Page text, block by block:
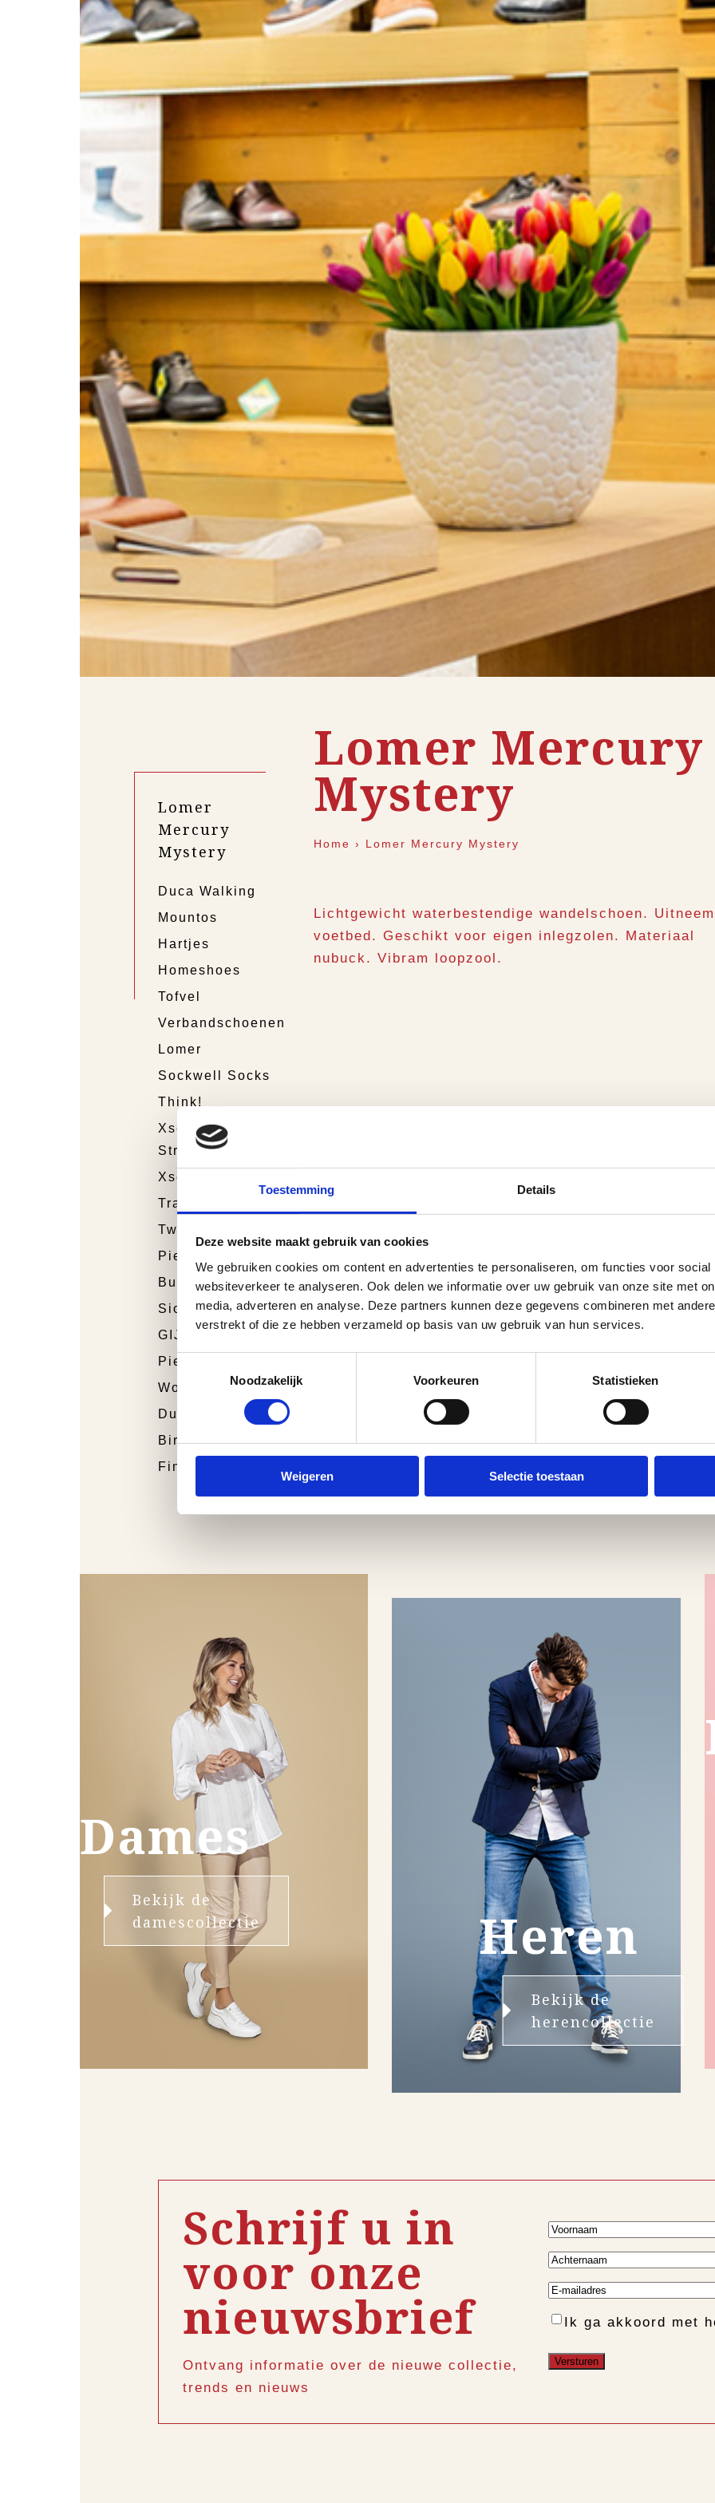
Toestemming Details
Deze website maakt gebruik van cookies
We gebruiken cookies om content en advertenties te personaliseren, om functies voor social
websiteverkeer te analyseren. Ook delen we informatie over uw gebruik van onze site met
media, adverteren en analyse. Deze partners kunnen deze gegevens combineren met
verstrekt of die ze hebben verzameld op basis van uw gebruik van hun services.
Toestemmingsselectie
Noodzakelijk
Voorkeuren Statistieken
Weigeren Selectie toestaan
Lomer
Mercury
Mystery
Duca Walking
Mountos
Hartjes
Homeshoes
Tofvel
Verbandschoenen
Lomer
Sockwell Socks
Think!
Xsensible
Stretchwalker
Xsensible
Trackstyle
Twins
Piedro Sport
Bunnies Junior
Sioux
GIJS
Piedro
Wolky
Durea
Birkenstock
Finn Comfort
Lomer Mercury
Mystery
Home › Lomer Mercury Mystery
Lichtgewicht waterbestendige wandelschoen.
voetbed. Geschikt voor eigen inlegzolen. Materiaal
nubuck. Vibram loopzool.
Dames
Bekijk de
damescollectie
Heren
Bekijk de
herencollectie
Schrijf u in
voor onze
nieuwsbrief
Ontvang informatie over de nieuwe collectie,
trends en nieuws
Voornaam
Achternaam
E-
mailadres
Instemming
Ik ga akkoord met